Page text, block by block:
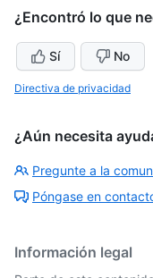
¿Encontró lo que
Sí No
Directiva de privacidad
¿Aún necesita
Pregunte a la
Póngase en
Información legal